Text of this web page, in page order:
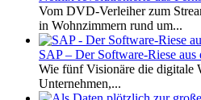
Vom DVD-Verleiher zum
in Wohnzimmern rund um...
SAP – Der Software-Riese aus
Wie fünf Visionäre die digitale
Unternehmen,...